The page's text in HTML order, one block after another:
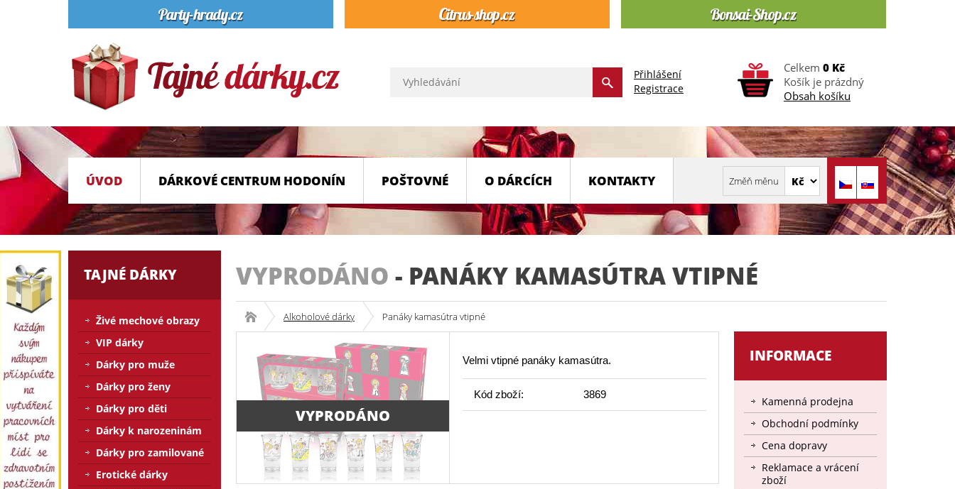
Přihlášení
Registrace
Celkem 0 Kč
Košík je prázdný
Obsah košíku
ÚVOD DÁRKOVÉ CENTRUM HODONÍN POŠTOVNÉ O DÁRCÍCH KONTAKTY
VYPRODÁNO - PANÁKY KAMASÚTRA VTIPNÉ
Alkoholové dárky Panáky kamasútra vtipné
VYPRODÁNO
Velmi vtipné panáky kamasútra.
Kód zboží: 3869
INFORMACE
Kamenná prodejna
Obchodní podmínky
Cena dopravy
Reklamace a vrácení
zboží
TAJNÉ DÁRKY
Živé mechové obrazy
VIP dárky
Dárky pro muže
Dárky pro ženy
Dárky pro děti
Dárky k narozeninám
Dárky pro zamilované
Erotické dárky